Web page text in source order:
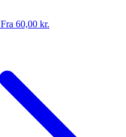
Fra 60,00 kr.